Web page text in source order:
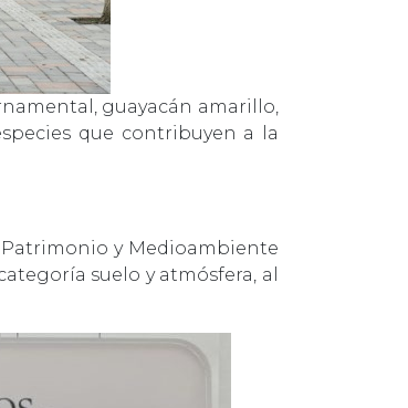
guayacán amarillo,
que contribuyen a la
y Medioambiente
suelo y atmósfera, al